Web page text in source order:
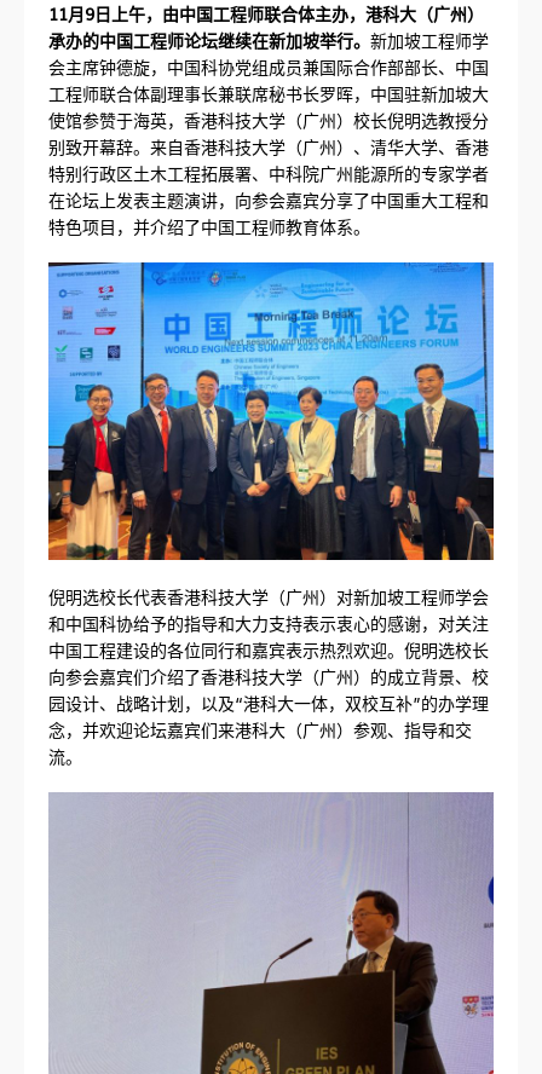
11月9日上午，由中国工程师联合体主办，港科大（广州）
承办的中国工程师论坛继续在新加坡举行。 新加坡工程师学
会主席钟德旋，中国科协党组成员兼国际合作部部长、中国
工程师联合体副理事长兼联席秘书长罗晖，中国驻新加坡大
使馆参赞于海英，香港科技大学（广州）校长倪明选教授分
别致开幕辞。来自香港科技大学（广州）、清华大学、香港
特别行政区土木工程拓展署、中科院广州能源所的专家学者
在论坛上发表主题演讲，向参会嘉宾分享了中国重大工程和
特色项目，并介绍了中国工程师教育体系。
倪明选校长代表香港科技大学（广州）对新加坡工程师学会
和中国科协给予的指导和大力支持表示衷心的感谢，对关注
中国工程建设的各位同行和嘉宾表示热烈欢迎。倪明选校长
向参会嘉宾们介绍了香港科技大学（广州）的成立背景、校
园设计、战略计划，以及“港科大一体，双校互补”的办学理
念，并欢迎论坛嘉宾们来港科大（广州）参观、指导和交
流。